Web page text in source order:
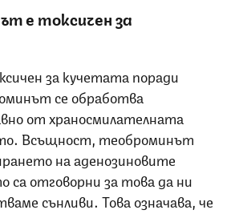
е токсичен за
за кучетата поради
се обработва
от храносмилателната
Всъщност, теоброминът
на аденозиновите
са отговорни за това да ни
сънливи. Това означава, че